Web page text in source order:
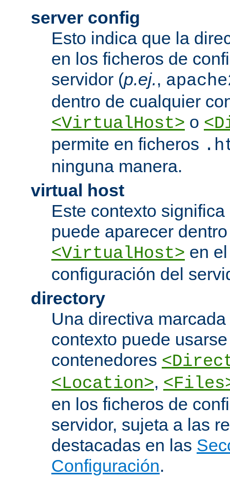
server config
Esto indica que la
en los ficheros de
servidor (p.ej.,
dentro de cualquier
<VirtualHost> o
permite en ficheros
ninguna manera.
virtual host
Este contexto
puede aparecer
<VirtualHost> en
configuración del
directory
Una directiva
contexto puede
contenedores
<Location>,
en los ficheros de
servidor, sujeta a las
destacadas en las
Configuración.